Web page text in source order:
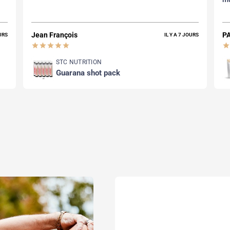
Jean François IL Y A 7 JOURS
star star star star star
STC NUTRITION
guarana shot pack
star